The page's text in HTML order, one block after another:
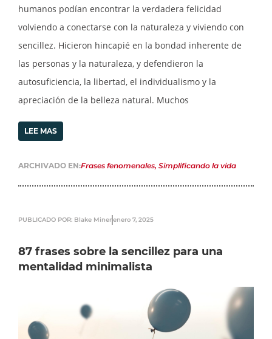
humanos podían encontrar la verdadera felicidad
volviendo a conectarse con la naturaleza y viviendo con
sencillez. Hicieron hincapié en la bondad inherente de
las personas y la naturaleza, y defendieron la
autosuficiencia, la libertad, el individualismo y la
apreciación de la belleza natural. Muchos
LEE MAS
ARCHIVADO EN:Frases fenomenales, Simplificando la vida
PUBLICADO POR: Blake Minerenero 7, 2025
87 frases sobre la sencillez para una
mentalidad minimalista